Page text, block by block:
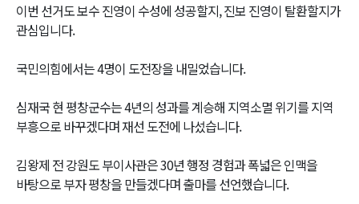
이번 선거도 보수 진영이 수성에 성공할지, 진보 진영이 탈환할지가
관심입니다.
국민의힘에서는 4명이 도전장을 내밀었습니다.
심재국 현 평창군수는 4년의 성과를 계승해 지역소멸 위기를 지역
부흥으로 바꾸겠다며 재선 도전에 나섰습니다.
김왕제 전 강원도 부이사관은 30년 행정 경험과 폭넓은 인맥을
바탕으로 부자 평창을 만들겠다며 출마를 선언했습니다.